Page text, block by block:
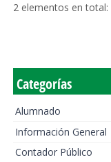
2 elementos en total:
Categorías
Alumnado
Información General
Contador Público